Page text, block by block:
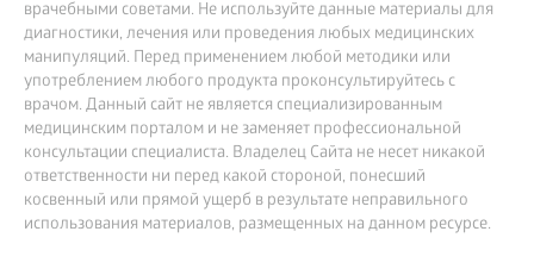
врачебными советами. Не используйте данные материалы для
диагностики, лечения или проведения любых медицинских
манипуляций. Перед применением любой методики или
употреблением любого продукта проконсультируйтесь с
врачом. Данный сайт не является специализированным
медицинским порталом и не заменяет профессиональной
консультации специалиста. Владелец Сайта не несет никакой
ответственности ни перед какой стороной, понесший
косвенный или прямой ущерб в результате неправильного
использования материалов, размещенных на данном ресурсе.